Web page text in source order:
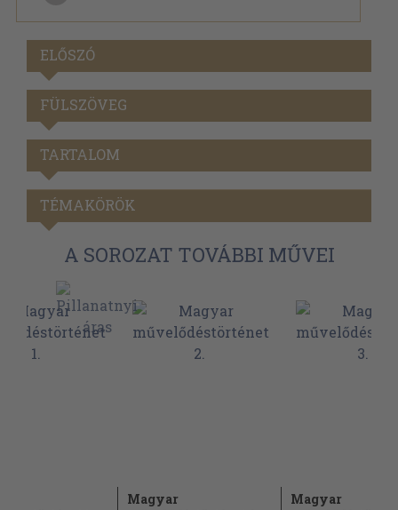
ELŐSZÓ
FÜLSZÖVEG
TARTALOM
TÉMAKÖRÖK
A SOROZAT TOVÁBBI MŰVEI
Magyar
Magyar